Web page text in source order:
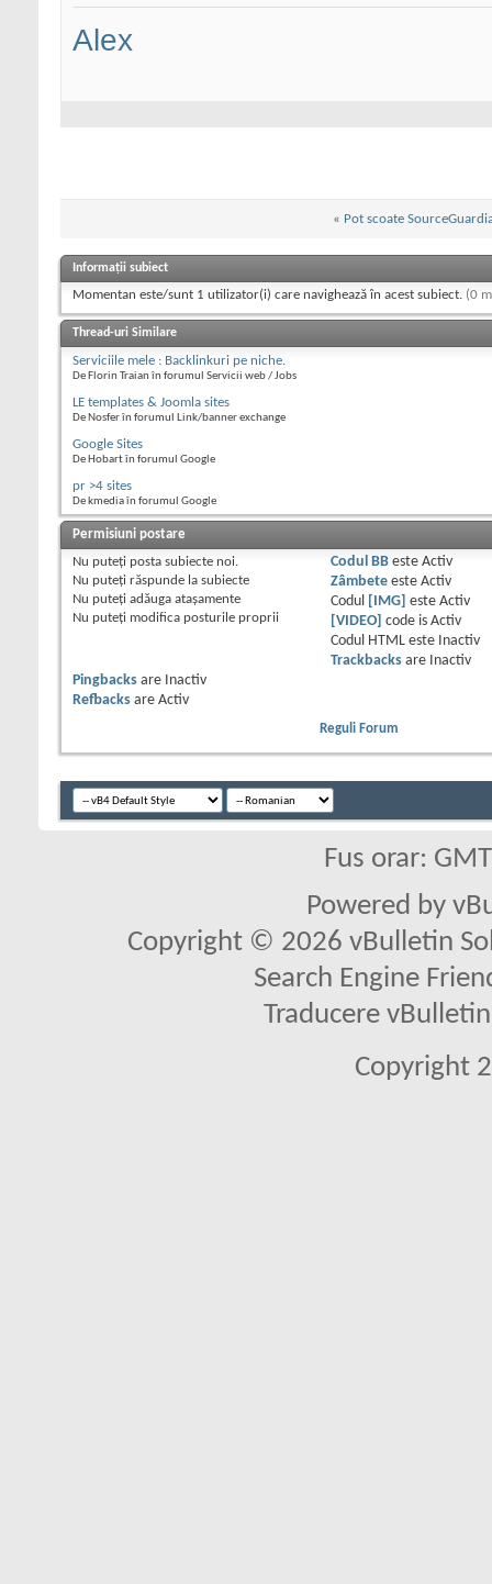
Alex
« Pot scoate
Informații subiect
Momentan este/sunt 1 utilizator(i) care navighează în acest subiect. (0
Thread-uri Similare
Serviciile mele : Backlinkuri pe niche.
De Florin Traian în forumul Servicii web / Jobs
LE templates & Joomla sites
De Nosfer în forumul Link/banner exchange
Google Sites
De Hobart în forumul Google
pr >4 sites
De kmedia în forumul Google
Permisiuni postare
Nu puteţi posta subiecte noi.
Nu puteţi răspunde la subiecte
Nu puteţi adăuga ataşamente
Nu puteţi modifica posturile proprii
Codul BBeste Activ
Zâmbeteeste Activ
Codul
[IMG] este Activ
[VIDEO] code is Activ
Codul HTML este
Inactiv
Trackbacksare
Inactiv
Pingbacks are
Inactiv
Refbacks are Activ
Reguli Forum
Fus orar:
Powered by
Copyright © 2026 vBulletin
Search Engine
Traducere
Copyright